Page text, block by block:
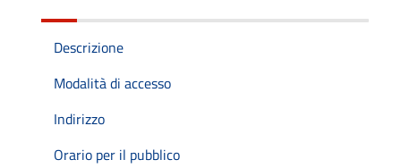
Descrizione
Modalità di accesso
Indirizzo
Orario per il pubblico